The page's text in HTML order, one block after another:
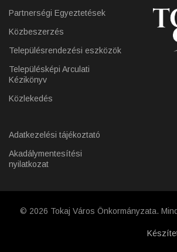
Partnerségi Egyeztetések
Közbeszerzés
Településrendezési eszközök
Településképi Arculati
Kézikönyv
Közlekedés
Adatkezelési tájékoztató
Akadálymentesítési
nyilatkozat
© 2026 Tokaj Város Önkormányzata.